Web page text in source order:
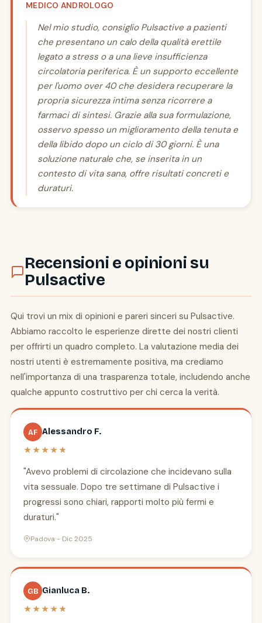
MEDICO ANDROLOGO
Nel mio studio, consiglio Pulsactive a pazienti
che presentano un calo della qualità erettile
legato a stress o a una lieve insufficienza
circolatoria periferica. È un supporto eccellente
per l'uomo over 40 che desidera recuperare la
propria sicurezza intima senza ricorrere a
farmaci di sintesi. Grazie alla sua formulazione,
osservo spesso un miglioramento della tenuta e
della libido dopo un ciclo di 30 giorni. È una
soluzione naturale che, se inserita in un
contesto di vita sana, offre risultati concreti e
duraturi.
Recensioni e opinioni su
Pulsactive
Qui trovi un mix di opinioni e pareri sinceri su Pulsactive.
Abbiamo raccolto le esperienze dirette dei nostri clienti
per offrirti un quadro completo. La valutazione media dei
nostri utenti è estremamente positiva, ma crediamo
nell'importanza di una trasparenza totale, includendo anche
qualche appunto costruttivo per chi cerca la verità.
AF Alessandro F.
★★★★★
"Avevo problemi di circolazione che incidevano sulla
vita sessuale. Dopo tre settimane di Pulsactive i
progressi sono chiari, rapporti molto più fermi e
duraturi."
Padova - Dic 2025
GB Gianluca B.
★★★★★